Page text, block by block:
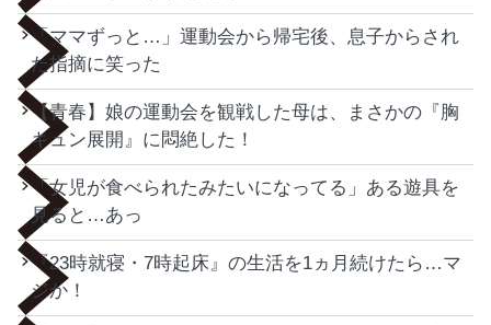
「ママずっと…」運動会から帰宅後、息子からされ
た指摘に笑った
【青春】娘の運動会を観戦した母は、まさかの『胸
キュン展開』に悶絶した！
「女児が食べられたみたいになってる」ある遊具を
見ると…あっ
『23時就寝・7時起床』の生活を1ヵ月続けたら…マ
ジか！